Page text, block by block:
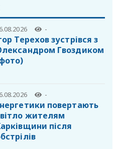
-
Терехов зустрівся з
Гвоздиком
-
повертають
жителям
після